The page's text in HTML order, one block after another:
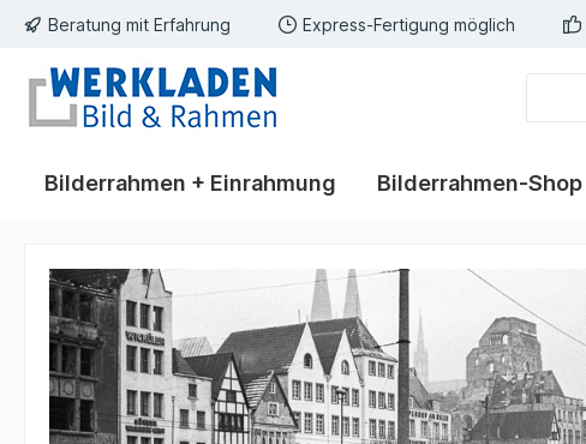
Zur Hauptnavigation springen
Beratung mit Erfahrung Express-Fertigung möglich
Bilderrahmen + Einrahmung Bilderrahmen-Shop